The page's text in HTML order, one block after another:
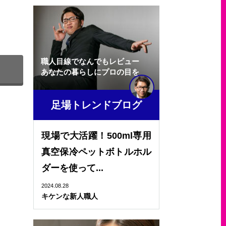
職人目線でなんでもレビュー
あなたの暮らしにプロの目を
足場トレンドブログ
現場で大活躍！500ml専用
真空保冷ペットボトルホル
ダーを使って...
2024.08.28
キケンな新人職人